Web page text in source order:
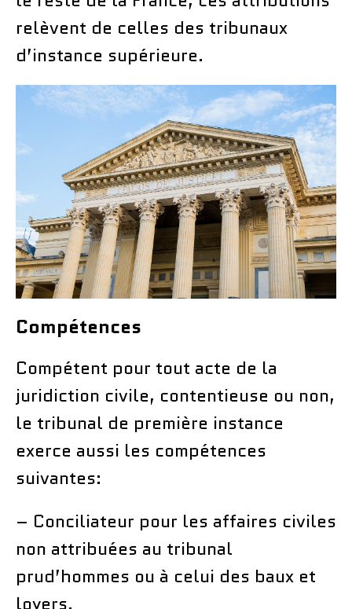
relèvent de celles des tribunaux
d’instance supérieure.
Compétences
Compétent pour tout acte de la
juridiction civile, contentieuse ou non,
le tribunal de première instance
exerce aussi les compétences
suivantes:
– Conciliateur pour les affaires civiles
non attribuées au tribunal
prud’hommes ou à celui des baux et
loyers.